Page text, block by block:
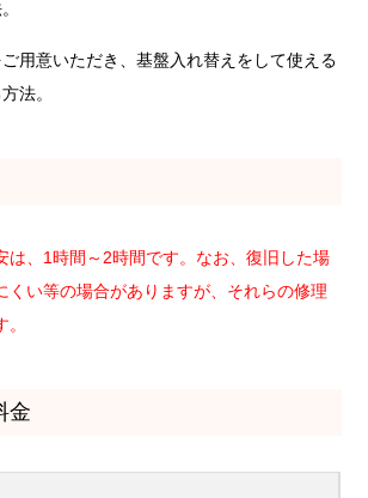
用意いただき、基盤入れ替えをして使える
法。
は、1時間～2時間です。なお、復旧した場
くい等の場合がありますが、それらの修理
金